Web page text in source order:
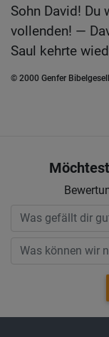
Sohn David! Du
vollenden! —
Saul kehrte
© 2000 Genfer